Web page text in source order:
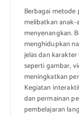
Berbagai
melibatkan
menyenangkan.
menghidupkan
jelas dan
seperti gambar,
meningkatkan
Kegiatan
dan permainan
pembelajaran